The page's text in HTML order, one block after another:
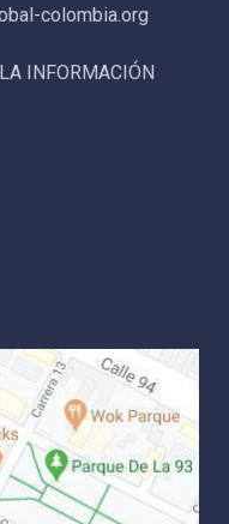
colombia.org
INFORMACIÓN